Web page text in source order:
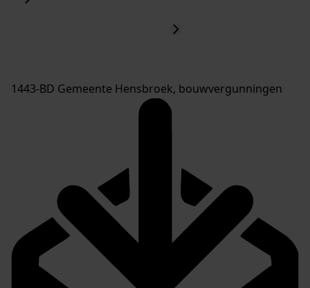
1443-BD Gemeente Hensbroek, bouwvergunningen